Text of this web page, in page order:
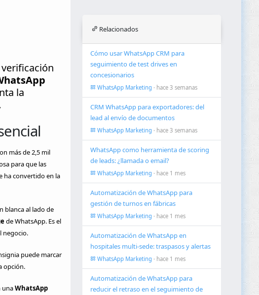
la
más de 2,5 mil
para que las
ha convertido en la
blanca al lado de
de WhatsApp. Es el
negocio.
puede marcar
opción.
unaWhatsApp
Relacionados
Cómo usar WhatsApp CRM para
seguimiento de test drives en
concesionarios
WhatsApp Marketing · hace 3 semanas
CRM WhatsApp para exportadores: del
lead al envío de documentos
WhatsApp Marketing · hace 3 semanas
WhatsApp como herramienta de scoring
de leads: ¿llamada o email?
WhatsApp Marketing · hace 1 mes
Automatización de WhatsApp para
gestión de turnos en fábricas
WhatsApp Marketing · hace 1 mes
Automatización de WhatsApp en
hospitales multi-sede: traspasos y alertas
WhatsApp Marketing · hace 1 mes
Automatización de WhatsApp para
reducir el retraso en el seguimiento de